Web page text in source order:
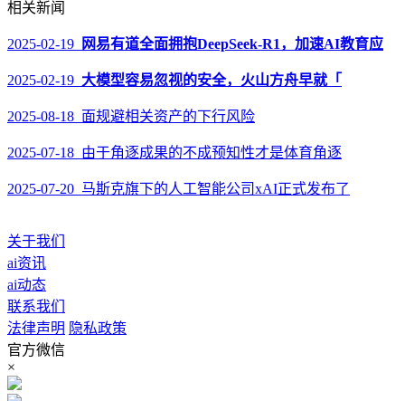
相关新闻
2025-02-19 网易有道全面拥抱DeepSeek-R1，加速AI教育应
2025-02-19 大模型容易忽视的安全，火山方舟早就「
2025-08-18 面规避相关资产的下行风险
2025-07-18 由于角逐成果的不成预知性才是体育角逐
2025-07-20 马斯克旗下的人工智能公司xAI正式发布了
关于我们
ai资讯
ai动态
联系我们
法律声明 隐私政策
官方微信
×